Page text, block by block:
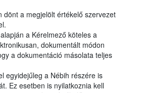
a megjelölt értékelő szervezet
a Kérelmező köteles a
dokumentált módon
a dokumentáció másolata teljes
a Nébih részére is
Ez esetben is nyilatkoznia kell